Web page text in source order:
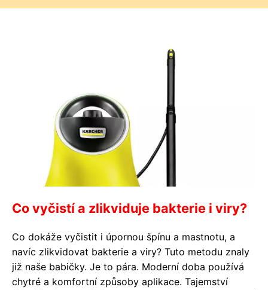
Co vyčistí a zlikviduje bakterie i viry?
Co dokáže vyčistit i úpornou špínu a mastnotu, a
navíc zlikvidovat bakterie a viry? Tuto metodu znaly
již naše babičky. Je to pára. Moderní doba používá
chytré a komfortní způsoby aplikace. Tajemství